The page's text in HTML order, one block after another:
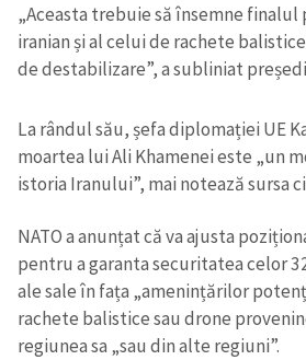
„Aceasta trebuie să însemne
iranian și al celui de rachete
de destabilizare”, a subliniat
La rândul său, șefa diplomației UE
moartea lui Ali Khamenei este „un
istoria Iranului”, mai notează sursa
NATO a anunțat că va ajusta
pentru a garanta securitatea celor
ale sale în fața „amenințărilor
rachete balistice sau drone
regiunea sa „sau din alte regiuni”.